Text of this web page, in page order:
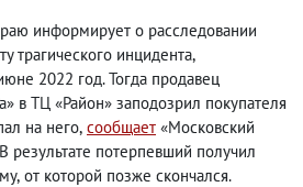
информирует о расследовании
трагического инцидента,
2022 год. Тогда продавец
в ТЦ «Район» заподозрил покупателя
на него, сообщает «Московский
результате потерпевший получил
, от которой позже скончался.